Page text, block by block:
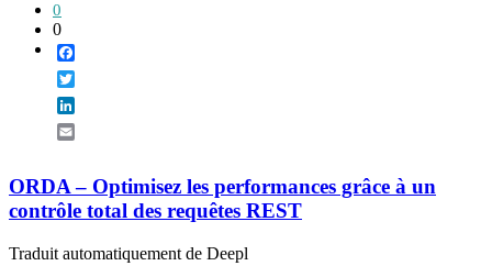
0
0
ORDA – Optimisez les performances grâce à un
contrôle total des requêtes REST
Traduit automatiquement de Deepl